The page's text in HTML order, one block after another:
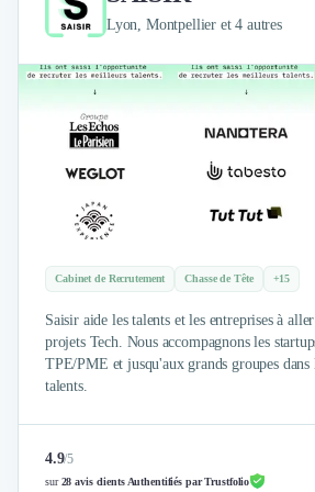
Publicité
Influence Marketing
Photographie
Études Marketing
Présentations PowerPoint
SMS Marketing
Email Marketing
Data Marketing
Logiciel Marketing
Logiciel Commercial
Assurance
Expertise Comptable
Subventions & Aides
Levée de fonds
Droit des Affaires
Lyon, Montpellier et 4 autres
Cabinet de Recrutement Chasse de Tête +15
Saisir aide les talents et les entreprises à
projets Tech. Nous accompagnons les
TPE/PME et jusqu'aux grands groupes dans
talents.
4.9/5
sur28 avis clients Authentifiés par Trustfolio